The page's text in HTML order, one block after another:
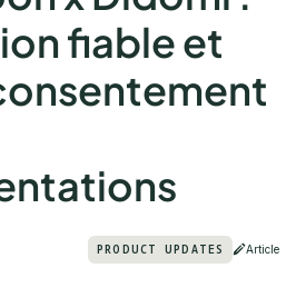
fiable et
PRODUCT UPDATES Article